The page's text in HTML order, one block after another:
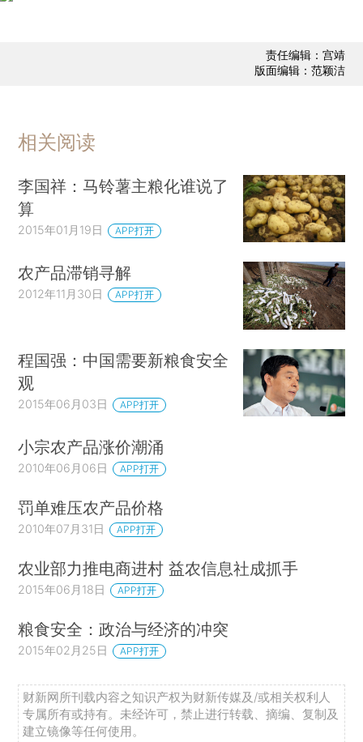
责任编辑：宫靖
版面编辑：范颖洁
相关阅读
李国祥：马铃薯主粮化谁说了
算
2015年01月19日 APP打开
农产品滞销寻解
2012年11月30日 APP打开
程国强：中国需要新粮食安全
观
2015年06月03日 APP打开
小宗农产品涨价潮涌
2010年06月06日 APP打开
罚单难压农产品价格
2010年07月31日 APP打开
农业部力推电商进村 益农信息社成抓手
2015年06月18日 APP打开
粮食安全：政治与经济的冲突
2015年02月25日 APP打开
财新网所刊载内容之知识产权为财新传媒及/或相关权利人
专属所有或持有。未经许可，禁止进行转载、摘编、复制及
建立镜像等任何使用。